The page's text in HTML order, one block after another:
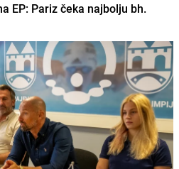
EP: Pariz čeka najbolju bh.